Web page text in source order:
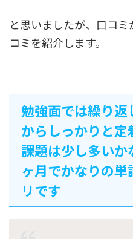
と思いましたが、口コ
コミを紹介します。
勉強面では繰り
からしっかりと定
課題は少し多い
ヶ月でかなりの
リです